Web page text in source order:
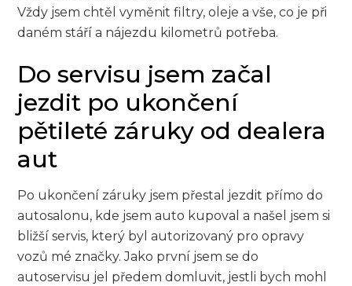
Vždy jsem chtěl vyměnit filtry, oleje a vše, co je při
daném stáří a nájezdu kilometrů potřeba.
Do servisu jsem začal
jezdit po ukončení
pětileté záruky od dealera
aut
Po ukončení záruky jsem přestal jezdit přímo do
autosalonu, kde jsem auto kupoval a našel jsem si
bližší servis, který byl autorizovaný pro opravy
vozů mé značky. Jako první jsem se do
autoservisu jel předem domluvit, jestli bych mohl